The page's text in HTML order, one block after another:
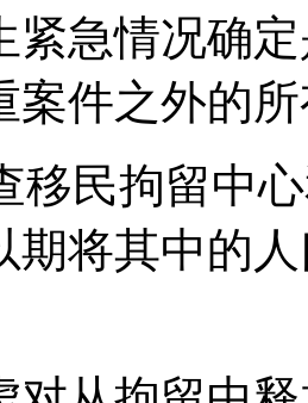
紧急情况确
案件之外的
移民拘留中
期将其中的